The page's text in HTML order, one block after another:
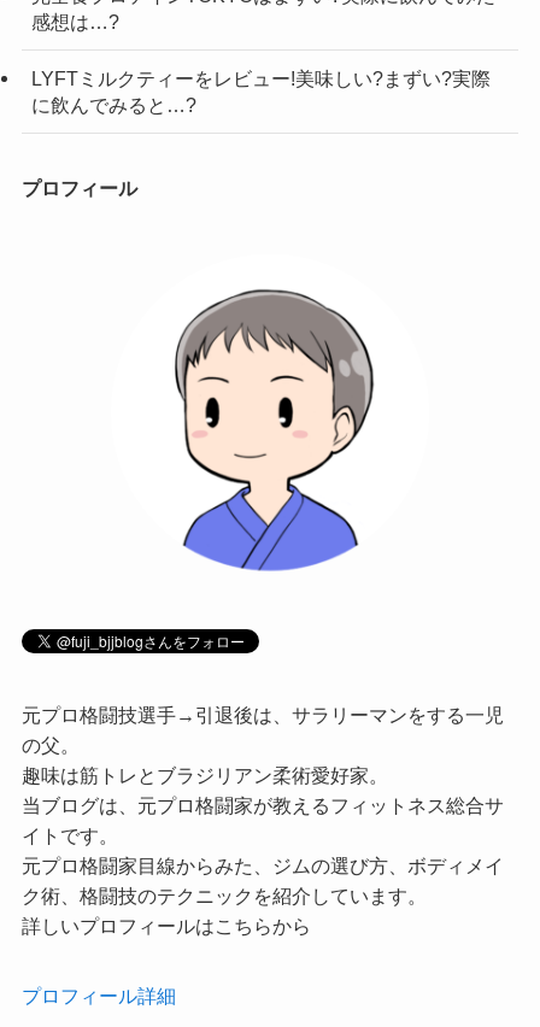
感想は…?
LYFTミルクティーをレビュー!美味しい?まずい?実際
に飲んでみると…?
プロフィール
元プロ格闘技選手→引退後は、サラリーマンをする一児
の父。
趣味は筋トレとブラジリアン柔術愛好家。
当ブログは、元プロ格闘家が教えるフィットネス総合サ
イトです。
元プロ格闘家目線からみた、ジムの選び方、ボディメイ
ク術、格闘技のテクニックを紹介しています。
詳しいプロフィールはこちらから
プロフィール詳細